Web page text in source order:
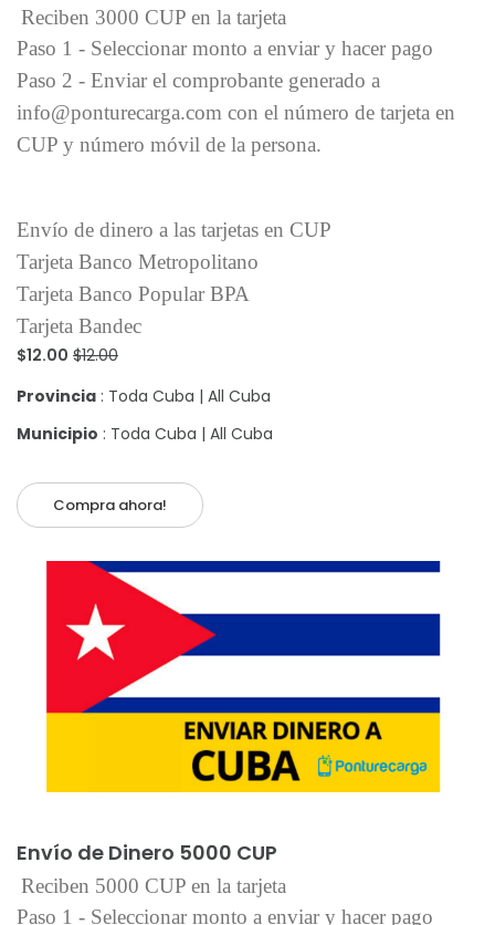
Reciben 3000 CUP en la tarjeta
Paso 1 - Seleccionar monto a enviar y hacer pago
Paso 2 - Enviar el comprobante generado a
info@ponturecarga.com con el número de tarjeta en
CUP y número móvil de la persona.
Envío de dinero a las tarjetas en CUP
Tarjeta Banco Metropolitano
Tarjeta Banco Popular BPA
Tarjeta Bandec
$12.00 $12.00
Provincia : Toda Cuba | All Cuba
Municipio : Toda Cuba | All Cuba
Compra ahora!
Envío de Dinero 5000 CUP
Reciben 5000 CUP en la tarjeta
Paso 1 - Seleccionar monto a enviar y hacer pago